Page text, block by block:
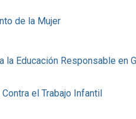
de la Mujer
la Educación Responsable en
el Trabajo Infantil